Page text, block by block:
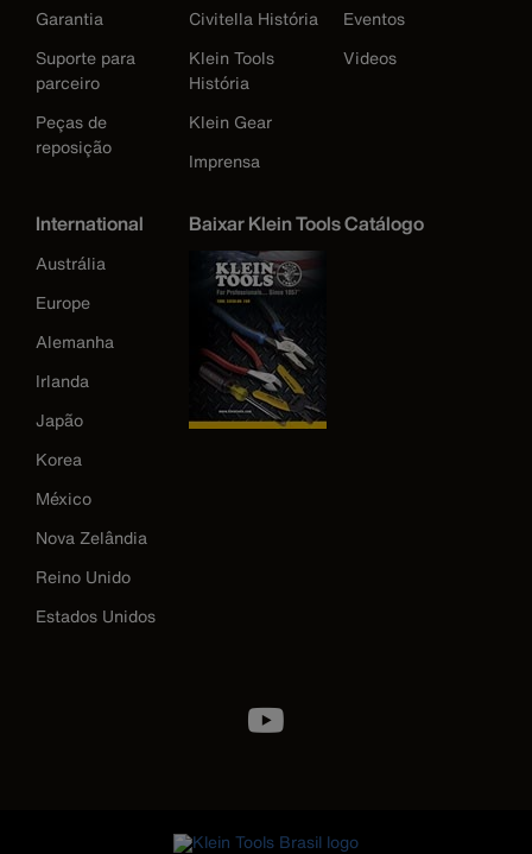
Garantia
Suporte para
parceiro
Peças de
reposição
Civitella História
Klein Tools
História
Klein Gear
Imprensa
Eventos
Videos
International
Austrália
Europe
Alemanha
Irlanda
Japão
Korea
México
Nova Zelândia
Reino Unido
Estados Unidos
Baixar Klein Tools Catálogo